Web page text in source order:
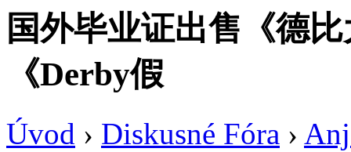
国外毕业证出售《德
《Derby假
Úvod › Diskusné Fóra ›